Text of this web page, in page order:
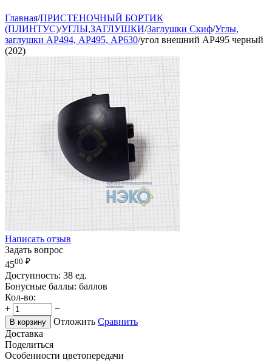
Главная/ПРИСТЕНОЧНЫЙ БОРТИК
(ПЛИНТУС)/УГЛЫ,ЗАГЛУШКИ/Заглушки Скиф/Углы,
заглушки АР494, АР495, АР630/угол внешний АР495 черный
(202)
Написать отзыв
Задать вопрос
4500 ₽
Доступность: 38 ед.
Бонусные баллы: баллов
Кол-во:
+
−
В корзину Отложить Сравнить
Доставка
Поделиться
Особенности цветопередачи